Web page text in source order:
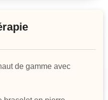
de gamme avec